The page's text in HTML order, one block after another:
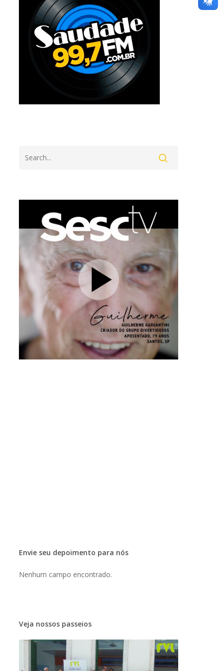
Envie seu depoimento para nós
Nenhum campo encontrado.
Veja nossos passeios